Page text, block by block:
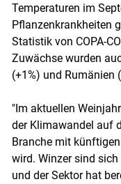
Temperaturen im
Pflanzenkrankheiten
Statistik von COPA-
Zuwächse wurden
(+1%) und Rumänien
"Im aktuellen
der Klimawandel auf
Branche mit
wird. Winzer sind
und der Sektor hat